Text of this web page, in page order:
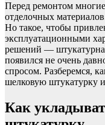
Перед ремонтом
отделочных
Но такое, чтобы
эксплуатационными
решений —
появился не очень
спросом. Разберемся,
шелковую штукатурку
Как